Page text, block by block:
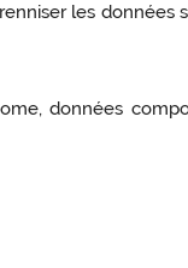
les données
données